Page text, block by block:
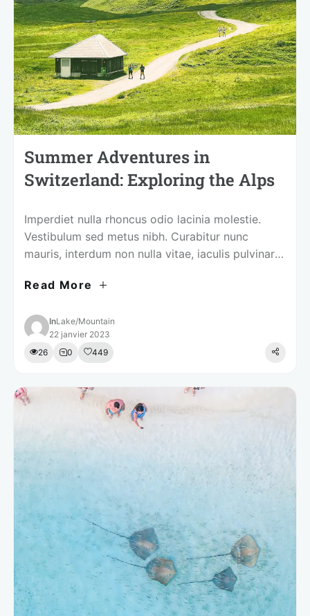
Summer Adventures in
Switzerland: Exploring the Alps
Imperdiet nulla rhoncus odio lacinia molestie.
Vestibulum sed metus nibh. Curabitur nunc
mauris, interdum non nulla vitae, iaculis pulvinar
Read More
InLake/Mountain
22 janvier 2023
26
0 449